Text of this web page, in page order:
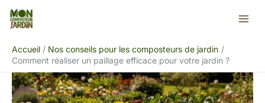
Aller
Accueil
Nos conseils pour les composteurs de jardin
Comment réaliser un paillage efficace pour votre jardin ?
Rechercher